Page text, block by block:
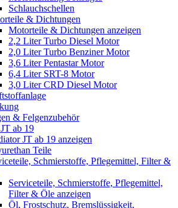
Schlauchschellen
& Dichtungen
Motorteile & Dichtungen anzeigen
2,2 Liter Turbo Diesel Motor
2,0 Liter Turbo Benziner Motor
3,6 Liter Pentastar Motor
6,4 Liter SRT-8 Motor
3,0 Liter CRD Diesel Motor
& Felgenzubehör
ab 19
JT ab 19 anzeigen
Teile
Schmierstoffe, Pflegemittel, Filter &
Serviceteile, Schmierstoffe, Pflegemittel,
Filter & Öle anzeigen
Öl, Frostschutz, Bremslüssigkeit,